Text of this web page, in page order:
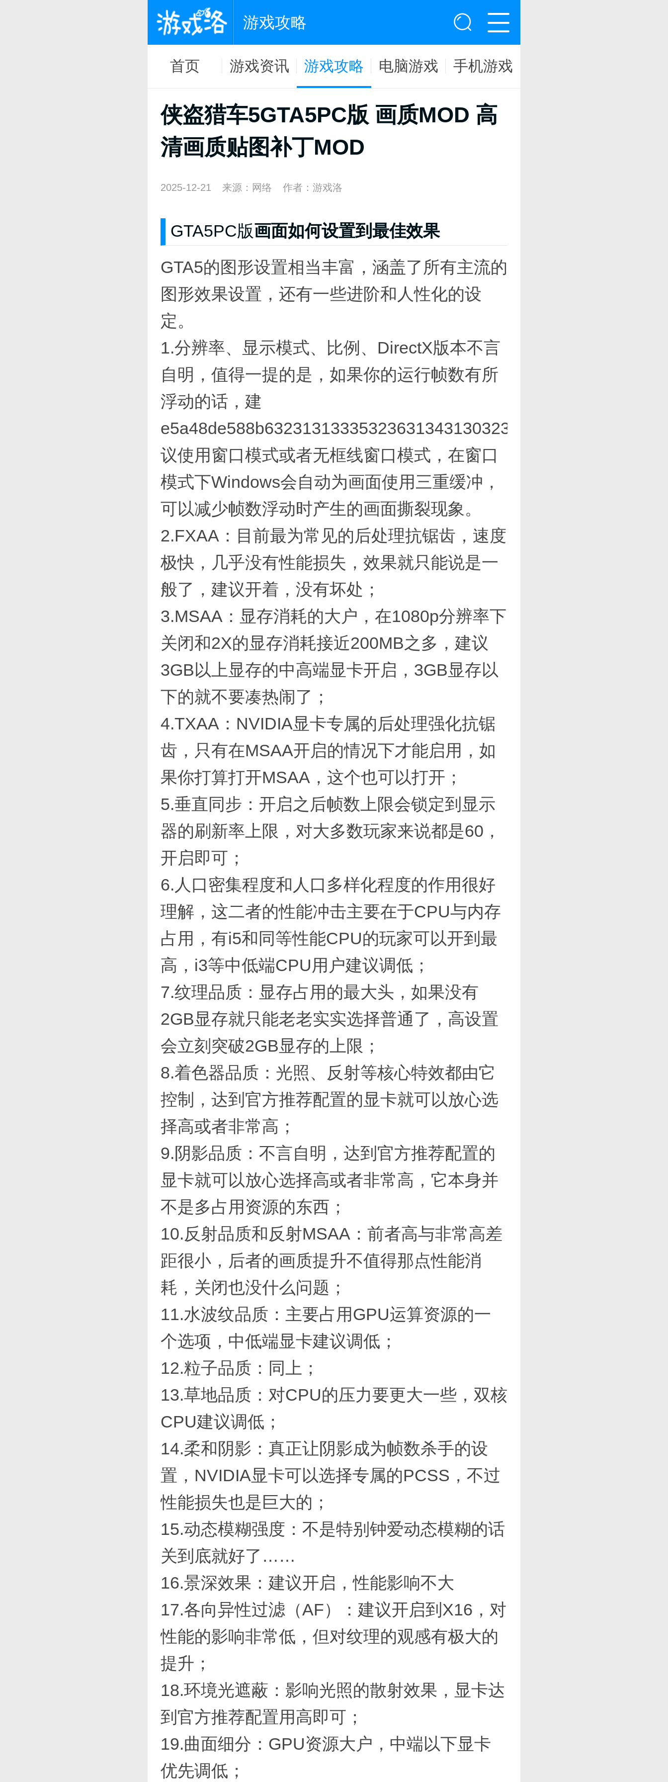
游戏攻略
首页 游戏资讯 游戏攻略 电脑游戏 手机游戏
侠盗猎车5GTA5PC版 画质MOD 高
清画质贴图补丁MOD
2025-12-21 来源：网络 作者：游戏洛
GTA5PC版画面如何设置到最佳效果
GTA5的图形设置相当丰富，涵盖了所有主流的
图形效果设置，还有一些进阶和人性化的设
定。
1.分辨率、显示模式、比例、DirectX版本不言
自明，值得一提的是，如果你的运行帧数有所
浮动的话，建
议使用窗口模式或者无框线窗口模式，在窗口
模式下Windows会自动为画面使用三重缓冲，
可以减少帧数浮动时产生的画面撕裂现象。
2.FXAA：目前最为常见的后处理抗锯齿，速度
极快，几乎没有性能损失，效果就只能说是一
般了，建议开着，没有坏处；
3.MSAA：显存消耗的大户，在1080p分辨率下
关闭和2X的显存消耗接近200MB之多，建议
3GB以上显存的中高端显卡开启，3GB显存以
下的就不要凑热闹了；
4.TXAA：NVIDIA显卡专属的后处理强化抗锯
齿，只有在MSAA开启的情况下才能启用，如
果你打算打开MSAA，这个也可以打开；
5.垂直同步：开启之后帧数上限会锁定到显示
器的刷新率上限，对大多数玩家来说都是60，
开启即可；
6.人口密集程度和人口多样化程度的作用很好
理解，这二者的性能冲击主要在于CPU与内存
占用，有i5和同等性能CPU的玩家可以开到最
高，i3等中低端CPU用户建议调低；
7.纹理品质：显存占用的最大头，如果没有
2GB显存就只能老老实实选择普通了，高设置
会立刻突破2GB显存的上限；
8.着色器品质：光照、反射等核心特效都由它
控制，达到官方推荐配置的显卡就可以放心选
择高或者非常高；
9.阴影品质：不言自明，达到官方推荐配置的
显卡就可以放心选择高或者非常高，它本身并
不是多占用资源的东西；
10.反射品质和反射MSAA：前者高与非常高差
距很小，后者的画质提升不值得那点性能消
耗，关闭也没什么问题；
11.水波纹品质：主要占用GPU运算资源的一
个选项，中低端显卡建议调低；
12.粒子品质：同上；
13.草地品质：对CPU的压力要更大一些，双核
CPU建议调低；
14.柔和阴影：真正让阴影成为帧数杀手的设
置，NVIDIA显卡可以选择专属的PCSS，不过
性能损失也是巨大的；
15.动态模糊强度：不是特别钟爱动态模糊的话
关到底就好了……
16.景深效果：建议开启，性能影响不大
17.各向异性过滤（AF）：建议开启到X16，对
性能的影响非常低，但对纹理的观感有极大的
提升；
18.环境光遮蔽：影响光照的散射效果，显卡达
到官方推荐配置用高即可；
19.曲面细分：GPU资源大户，中端以下显卡
优先调低；